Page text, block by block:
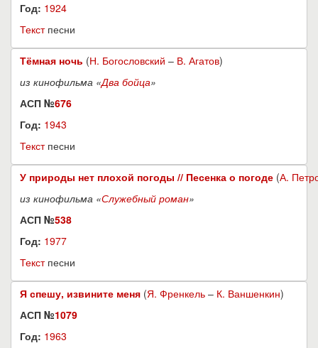
Год: 1924
Текстпесни
Тёмная ночь (Н. Богословский – В. Агатов)
из кинофильма «Два бойца»
АСП №676
Год: 1943
Текстпесни
У природы нет плохой погоды // Песенка о погоде (А.
из кинофильма «Служебный роман»
АСП №538
Год: 1977
Текстпесни
Я спешу, извините меня (Я. Френкель – К. Ваншенкин)
АСП №1079
Год: 1963